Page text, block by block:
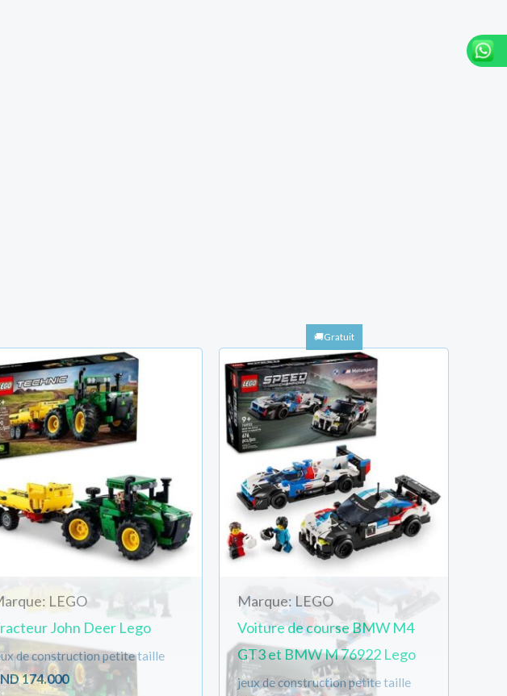
LEGO
John Deer Lego
de construction petite taille
174.000
Marque: LEGO
Voiture de course BMW M4
GT3 et BMW M 76922 Lego
jeux de construction petite taille